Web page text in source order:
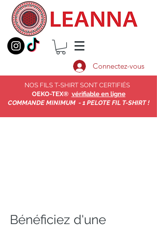
Connectez-vous
NOS FILS T-SHIRT SONT CERTIFIÉS
OEKO-TEX® vérifiable en ligne
COMMANDE MINIMUM - 1 PELOTE FIL T-SHIRT !
Bénéficiez d'une